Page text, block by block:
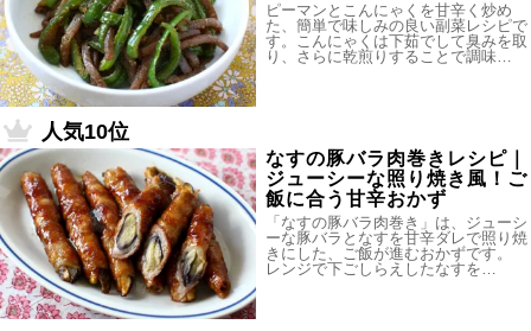
ピーマンとこんにゃくを甘辛く炒め
た、簡単で味しみの良い副菜レシピで
す。こんにゃくは下茹でして臭みを取
り、さらに乾煎りすることで調味…
人気10位
なすの豚バラ肉巻きレシピ｜
ジューシーな照り焼き風！ご
飯に合う甘辛おかず
「なすの豚バラ肉巻き」は、ジューシ
ーな豚バラとなすを甘辛ダレで照り焼
きにした、ご飯が進むおかずです。
レンジで下ごしらえしたなすを…